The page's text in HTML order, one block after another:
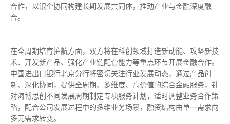
合作，以银企协同构建长期发展共同体，推动产业与金融深度融
合。
在全周期培育护航方面，双方将在科创领域打造新动能、攻坚新技
术、开发新产品、强化产业链配套能力等重点环节开展金融合作。
中国进出口银行北京分行将密切关注行业发展动态，通过产品创
新、深化协同，提供全周期、多维度、高价值的综合金融服务，针
对海博思创不同发展周期制定专项服务计划，适时调整业务合作策
略，配合公司发展过程中的多维业务场景，融资结构由单一需求向
多元需求转变。